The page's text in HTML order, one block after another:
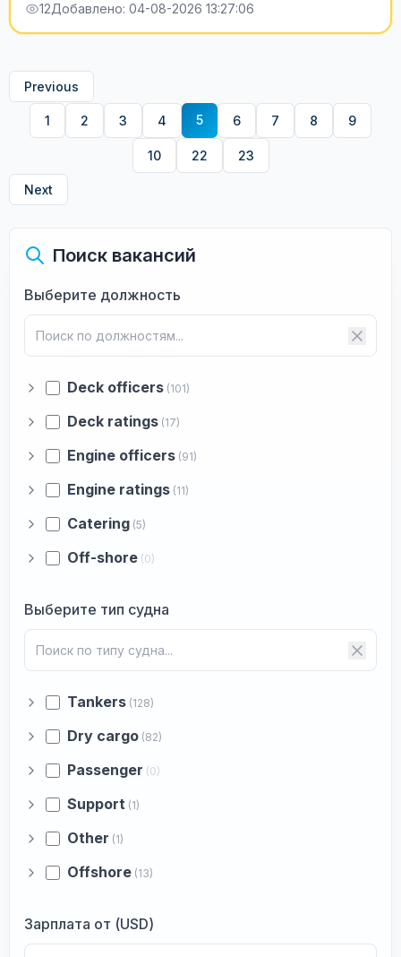
Поиск вакансий
Выберите должность
Deck officers (101)
Deck ratings (17)
Engine officers (91)
Engine ratings (11)
Catering (5)
Off-shore (0)
Выберите тип судна
Tankers (128)
Dry cargo (82)
Passenger (0)
Support (1)
Other (1)
Offshore (13)
Зарплата от (USD)
12Добавлено: 04-08-2026 13:27:06
Previous
1 2 3 4 5 6 7 8 9
10 22 23
Next